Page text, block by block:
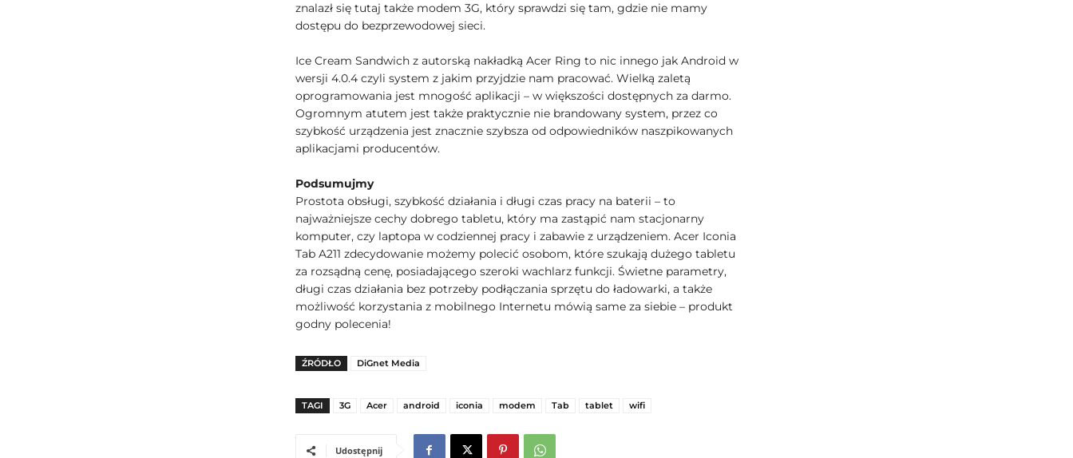
znalazł się tutaj także modem 3G, który sprawdzi się tam, gdzie nie mamy
dostępu do bezprzewodowej sieci.
Ice Cream Sandwich z autorską nakładką Acer Ring to nic innego jak Android w
wersji 4.0.4 czyli system z jakim przyjdzie nam pracować. Wielką zaletą
oprogramowania jest mnogość aplikacji – w większości dostępnych za darmo.
Ogromnym atutem jest także praktycznie nie brandowany system, przez co
szybkość urządzenia jest znacznie szybsza od odpowiedników naszpikowanych
aplikacjami producentów.
Podsumujmy
Prostota obsługi, szybkość działania i długi czas pracy na baterii – to
najważniejsze cechy dobrego tabletu, który ma zastąpić nam stacjonarny
komputer, czy laptopa w codziennej pracy i zabawie z urządzeniem. Acer Iconia
Tab A211 zdecydowanie możemy polecić osobom, które szukają dużego tabletu
za rozsądną cenę, posiadającego szeroki wachlarz funkcji. Świetne parametry,
długi czas działania bez potrzeby podłączania sprzętu do ładowarki, a także
możliwość korzystania z mobilnego Internetu mówią same za siebie – produkt
godny polecenia!
ŹRÓDŁO DiGnet Media
TAGI 3G Acer android iconia modem Tab tablet wifi
Udostępnij